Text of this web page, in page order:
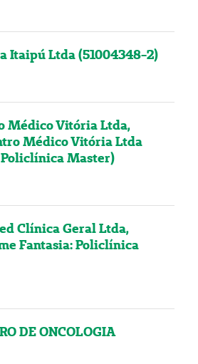
Itaipú Ltda (51004348-2)
Médico Vitória Ltda,
Médico Vitória Ltda
Policlínica Master)
Clínica Geral Ltda,
Fantasia: Policlínica
DE ONCOLOGIA